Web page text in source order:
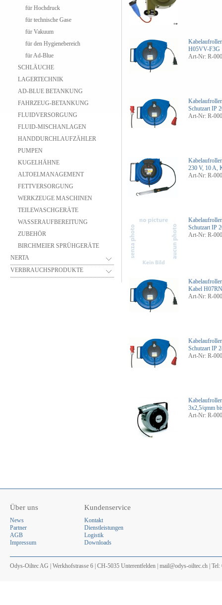
für Hochdruck
für technische Gase
für Vakuum
für den Hygienebereich
für Ad-Blue
SCHLÄUCHE
LAGERTECHNIK
AD-BLUE BETANKUNG
FAHRZEUG-BETANKUNG
FLUIDVERSORGUNG
FLUID-MISCHANLAGEN
HANDDURCHLAUFZÄHLER
PUMPEN
KUGELHÄHNE
ALTOELMANAGEMENT
FETTVERSORGUNG
WERKZEUGE MASCHINEN
TEILEWASCHGERÄTE
WASSERAUFBEREITUNG
ZUBEHÖR
BIRCHMEIER SPRÜHGERÄTE
NERTA
VERBRAUCHSPRODUKTE
H05VV-F3G
Art-Nr: R-
Schutzart IP
Art-Nr: R-
230 V, 10 A,
Art-Nr: R-
Schutzart IP
Art-Nr: R-
Kabel
Art-Nr: R-
Schutzart IP
Art-Nr: R-
3x2,5/qmm
Art-Nr: R-
Über uns
News
Partner
AGB
Impressum
Kundenservice
Kontakt
Dienstleistungen
Logistik
Downloads
Odys-Oiltec AG | Werkhofstrasse 6 | CH-5035 Unterentfelden | mail@odys-oiltec.ch |